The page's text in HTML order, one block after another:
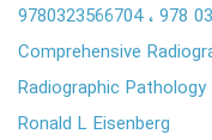
9780323566704 978
Comprehensive
Radiographic
Ronald L Eisenberg